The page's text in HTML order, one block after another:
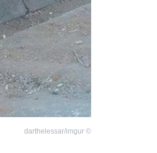
©
darthelessar/imgur